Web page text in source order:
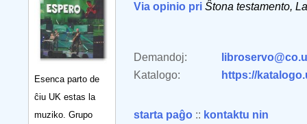
Esenca parto de
ĉiu UK estas la
muziko. Grupo
Via opinio pri Ŝtona testamento,
Demandoj:
Katalogo:
https://
starta paĝo :: kontaktu nin